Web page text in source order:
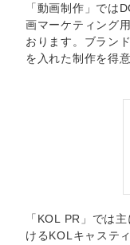
「動画制作」では
画マーケティング
おります。ブラン
を入れた制作を得
「KOL PR」では
けるKOLキャステ